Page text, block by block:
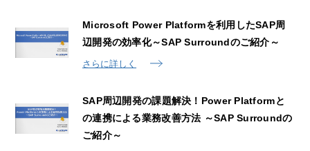
Microsoft Power Platformを利用したSAP周
辺開発の効率化～SAP Surroundのご紹介～
さらに詳しく
SAP周辺開発の課題解決！Power Platformと
の連携による業務改善方法 ～SAP Surroundの
ご紹介～